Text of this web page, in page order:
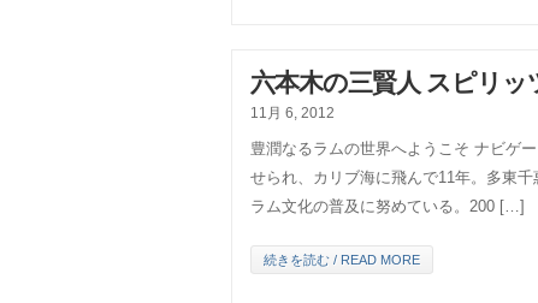
六本木の三賢人 スピリッ
11月 6, 2012
豊潤なるラムの世界へようこそ ナビゲ
せられ、カリブ海に飛んで11年。多東
ラム文化の普及に努めている。200 […]
続きを読む / READ MORE